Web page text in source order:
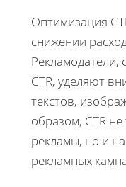
Оптимизация
снижении
Рекламодатели,
CTR, уделяют
текстов,
образом, CTR
рекламы, но и
рекламных